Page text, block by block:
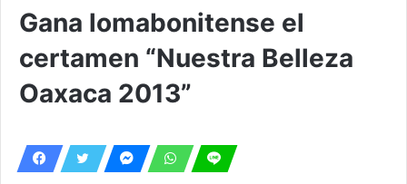
Gana lomabonitense el
certamen “Nuestra Belleza
Oaxaca 2013”